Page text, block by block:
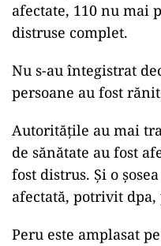
afectate, 110 nu mai
distruse complet.
Nu s-au întegistrat
persoane au fost
Autorităţile au mai
de sănătate au fost
fost distrus. Şi o
afectată, potrivit
Peru este amplasat